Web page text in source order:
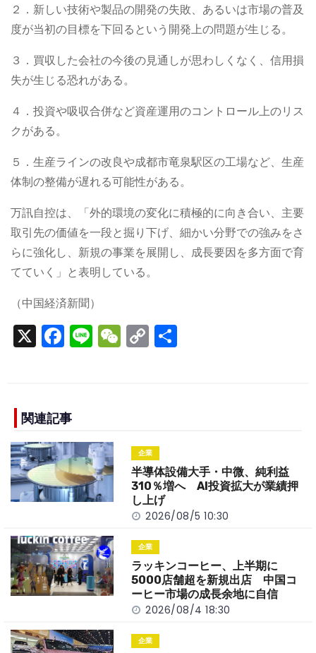
２．新しい技術や製品の開発の失敗、あるいは市場の普及
度が当初の目標を下回るという開発上の問題が生じる。
３．買収した会社の今後の見通しが思わしくなく、信用損
失が生じる恐れがある。
４．投資や吸収合併など資産運用のコントロール上のリス
クがある。
５．生産ラインの改良や成都市竜泉駅区の工場など、生産
体制の整備が遅れる可能性がある。
万訊自控は、「外的環境の変化に積極的に向き合い、主要
取引先の価値を一段と掘り下げ、細かい分野での強みをさ
らに強化し、新規の事業を展開し、成長要因を多方面で育
てていく」と表明している。
（中国経済新聞）
X F
a
e
b
o
o
k
Li
n
W
e
C
o
n
k
関連記事
企業
半導体設備大手・中微、純利益
310％増へ AI投資拡大が業績押
し上げ
2026/08/5 10:30
企業
ラッキンコーヒー、上半期に
5000店舗超を新規出店 中国コ
ーヒー市場の成長余地に自信
2026/08/4 18:30
企業